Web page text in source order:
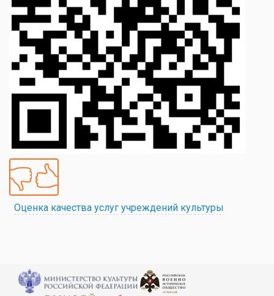
Оценка качества услуг учреждений культуры